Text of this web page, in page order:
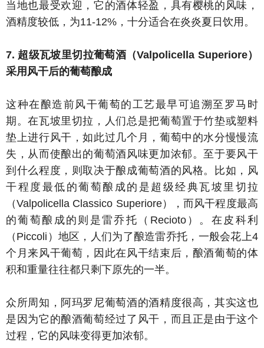
当地也最受欢迎，它的酒体轻盈，具有樱桃的风味，
酒精度较低，为11-12%，十分适合在炎炎夏日饮用。
7. 超级瓦坡里切拉葡萄酒（Valpolicella Superiore）
采用风干后的葡萄酿成
这种在酿造前风干葡萄的工艺最早可追溯至罗马时
期。在瓦坡里切拉，人们总是把葡萄置于竹垫或塑料
垫上进行风干，如此过几个月，葡萄中的水分慢慢流
失，从而使酿出的葡萄酒风味更加浓郁。至于要风干
到什么程度，则取决于酿成葡萄酒的风格。比如，风
干程度最低的葡萄酿成的是超级经典瓦坡里切拉
（Valpolicella Classico Superiore），而风干程度最高
的葡萄酿成的则是雷乔托（Recioto）。在皮科利
（Piccoli）地区，人们为了酿造雷乔托，一般会花上4
个月来风干葡萄，因此在风干结束后，酿酒葡萄的体
积和重量往往都只剩下原先的一半。
众所周知，阿玛罗尼葡萄酒的酒精度很高，其实这也
是因为它的酿酒葡萄经过了风干，而且正是由于这个
过程，它的风味变得更加浓郁。